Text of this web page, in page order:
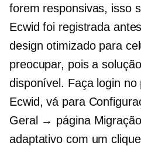
forem responsivas, isso
Ecwid foi registrada
design otimizado para
preocupar, pois a
disponível. Faça login no
Ecwid, vá para
Geral → página
adaptativo com um